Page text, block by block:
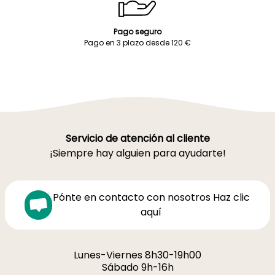
Pago seguro
Pago en 3 plazo desde 120 €
Servicio de atención al cliente
¡Siempre hay alguien para ayudarte!
Pónte en contacto con nosotros Haz clic
aquí
Lunes-Viernes 8h30-19h00
Sábado 9h-16h